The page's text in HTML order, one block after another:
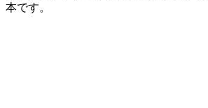
本です。